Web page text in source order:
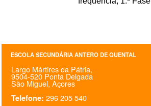
ESCOLA SECUNDÁRIA ANTERO DE QUENTAL
Largo Mártires da Pátria,
9504-520 Ponta Delgada
São Miguel, Açores
Telefone: 296 205 540